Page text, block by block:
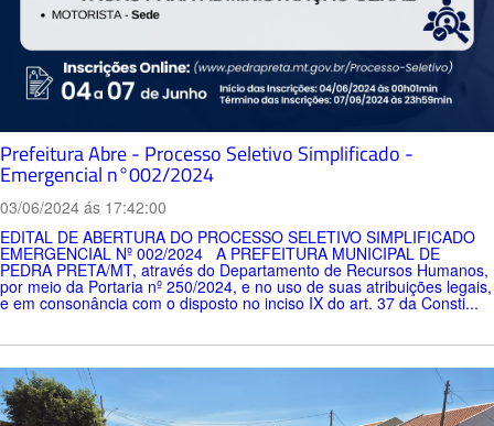
Prefeitura Abre - Processo Seletivo Simplificado -
Emergencial n°002/2024
03/06/2024 ás 17:42:00
EDITAL DE ABERTURA DO PROCESSO SELETIVO SIMPLIFICADO
EMERGENCIAL Nº 002/2024 A PREFEITURA MUNICIPAL DE
PEDRA PRETA/MT, através do Departamento de Recursos Humanos,
por meio da Portaria nº 250/2024, e no uso de suas atribuições legais,
e em consonância com o disposto no inciso IX do art. 37 da Consti...